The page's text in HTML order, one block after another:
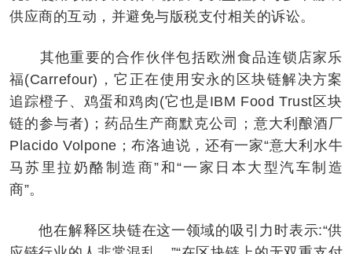
供应商的互动，并避免与版税支付相关的诉讼。
其他重要的合作伙伴包括欧洲食品连锁店家乐
福(Carrefour)，它正在使用安永的区块链解决方案
追踪橙子、鸡蛋和鸡肉(它也是IBM Food Trust区块
链的参与者)；药品生产商默克公司；意大利酿酒厂
Placido Volpone；布洛迪说，还有一家“意大利水牛
马苏里拉奶酪制造商”和“一家日本大型汽车制造
商”。
他在解释区块链在这一领域的吸引力时表示:“供